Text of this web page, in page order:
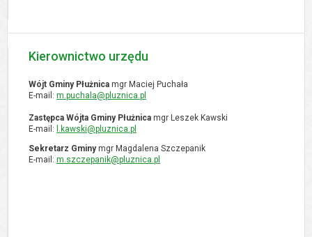
Kierownictwo urzędu
Wójt Gminy Płużnica mgr Maciej Puchała
E-mail: m.puchala@pluznica.pl
Zastępca Wójta Gminy Płużnica mgr Leszek Kawski
E-mail:
l.kawski@pluznica.pl
Sekretarz Gminymgr Magdalena Szczepanik
E-mail: m.szczepanik@pluznica.pl